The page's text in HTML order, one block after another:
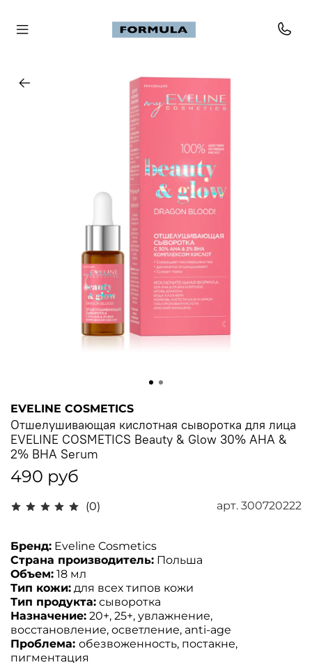
(0) арт. 300720222
EVELINE COSMETICS
Отшелушивающая кислотная сыворотка для лица
EVELINE COSMETICS Beauty & Glow 30% AHA &
2% BHA Serum
490 руб
Бренд: Eveline Cosmetics
Страна производитель: Польша
Объем: 18 мл
Тип кожи: для всех типов кожи
Тип продукта: сыворотка
Назначение: 20+, 25+, увлажнение,
восстановление, осветление, anti-age
Проблема: обезвоженность, постакне,
пигментация